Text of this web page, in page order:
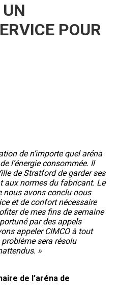
POUR
de n’importe quel aréna
l’énergie consommée. Il
de Stratford de garder ses
aux normes du fabricant. Le
nous avons conclu nous
et de confort nécessaire
de mes fins de semaine
par des appels
appeler CIMCO à tout
sera résolu
»
de l’aréna de